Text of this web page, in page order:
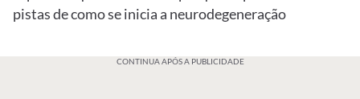
pistas de como se inicia a neurodegeneração
CONTINUA APÓS A PUBLICIDADE